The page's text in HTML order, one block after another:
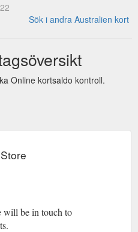
Sök i andra Australien kort
Online kortsaldo kontroll.
will be in touch to